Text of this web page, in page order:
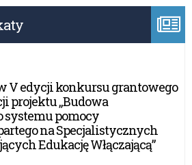
V edycji konkursu grantowego
projektu „Budowa
systemu pomocy
na Specjalistycznych
Edukację Włączającą”